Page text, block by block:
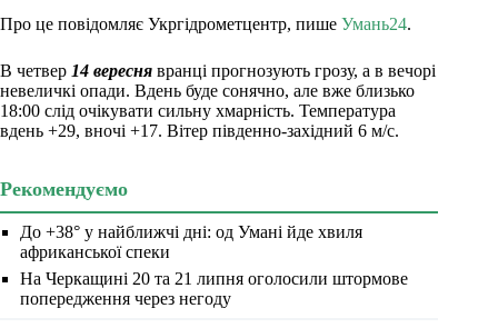
Про це повідомляє Укргідрометцентр, пише Умань24.
В четвер 14 вересня вранці прогнозують грозу, а в вечорі
невеличкі опади. Вдень буде сонячно, але вже близько
18:00 слід очікувати сильну хмарність. Температура
вдень +29, вночі +17. Вітер південно-західний 6 м/с.
Рекомендуємо
До +38° у найближчі дні: од Умані йде хвиля
африканської спеки
На Черкащині 20 та 21 липня оголосили штормове
попередження через негоду